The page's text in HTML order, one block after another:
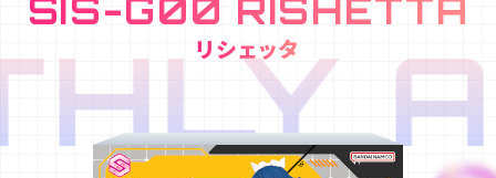
SIS-G00 RISHETTA
リシェッタ